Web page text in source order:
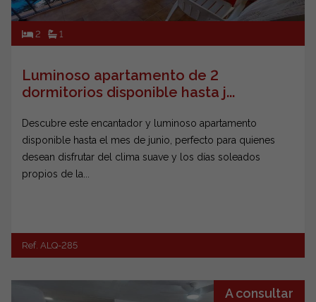
2 1
Luminoso apartamento de 2
dormitorios disponible hasta j...
Descubre este encantador y luminoso apartamento
disponible hasta el mes de junio, perfecto para quienes
desean disfrutar del clima suave y los días soleados
propios de la...
Ref. ALQ-285
A consultar